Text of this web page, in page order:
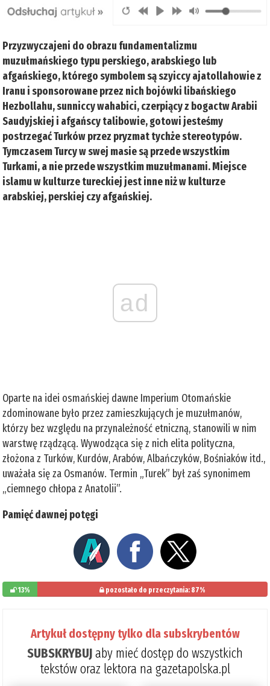
Przyzwyczajeni do obrazu fundamentalizmu
muzułmańskiego typu perskiego, arabskiego lub
afgańskiego, którego symbolem są szyiccy ajatollahowie z
Iranu i sponsorowane przez nich bojówki libańskiego
Hezbollahu, sunniccy wahabici, czerpiący z bogactw Arabii
Saudyjskiej i afgańscy talibowie, gotowi jesteśmy
postrzegać Turków przez pryzmat tychże stereotypów.
Tymczasem Turcy w swej masie są przede wszystkim
Turkami, a nie przede wszystkim muzułmanami. Miejsce
islamu w kulturze tureckiej jest inne niż w kulturze
arabskiej, perskiej czy afgańskiej.
ad
Oparte na idei osmańskiej dawne Imperium Otomańskie
zdominowane było przez zamieszkujących je muzułmanów,
którzy bez względu na przynależność etniczną, stanowili w nim
warstwę rządzącą. Wywodząca się z nich elita polityczna,
złożona z Turków, Kurdów, Arabów, Albańczyków, Bośniaków itd.,
uważała się za Osmanów. Termin „Turek” był zaś synonimem
„ciemnego chłopa z Anatolii”.
Pamięć dawnej potęgi
13% pozostało do przeczytania: 87%
Artykuł dostępny tylko dla subskrybentów
SUBSKRYBUJaby mieć dostęp do wszystkich
tekstów oraz lektora na gazetapolska.pl